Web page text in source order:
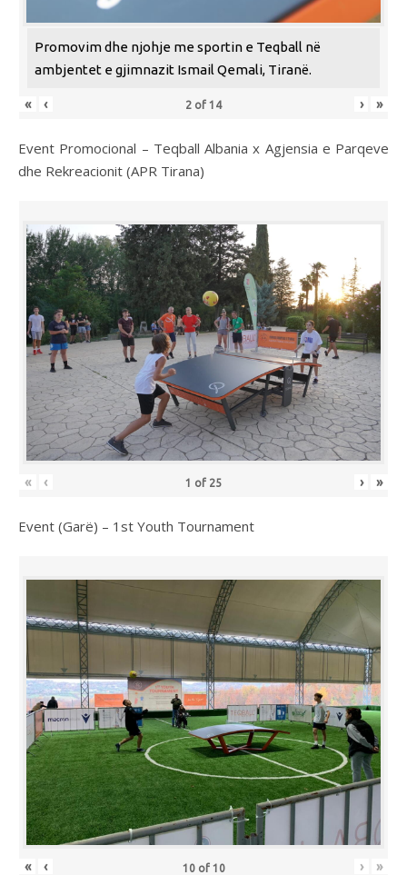
Promovim dhe njohje me sportin e Teqball në
ambjentet e gjimnazit Ismail Qemali, Tiranë.
« ‹ 2 of 14 › »
Event Promocional – Teqball Albania x Agjensia e Parqeve
dhe Rekreacionit (APR Tirana)
« ‹ 1 of 25 › »
Event (Garë) – 1st Youth Tournament
« ‹ 10of 10 › »